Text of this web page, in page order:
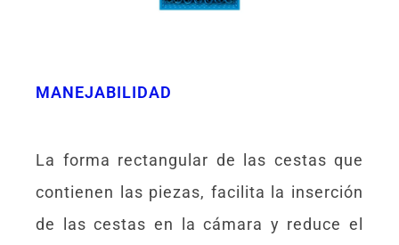
MANEJABILIDAD
La forma rectangular de las cestas que
contienen las piezas, facilita la inserción
de las cestas en la cámara y reduce el